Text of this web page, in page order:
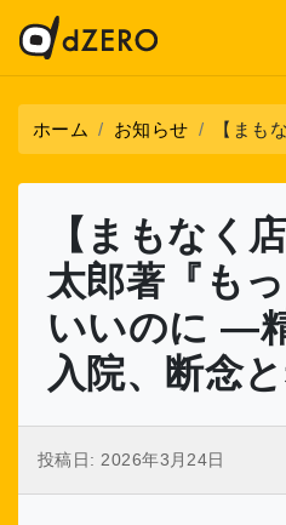
ホーム お知らせ 【まも
【まもなく
太郎著『も
いいのに ―
入院、断念と
投稿日: 2026年3月24日